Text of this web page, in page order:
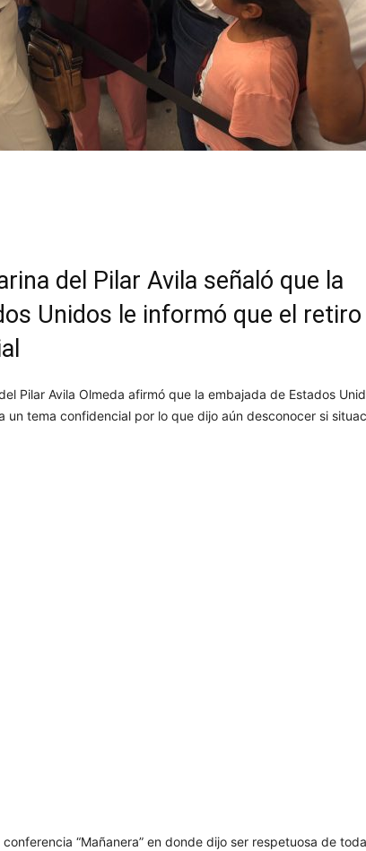
del Pilar Avila señaló que la
Unidos le informó que el retiro
Pilar Avila Olmeda afirmó que la embajada de Estados
un tema confidencial por lo que dijo aún desconocer si
“Mañanera” en donde dijo ser respetuosa de